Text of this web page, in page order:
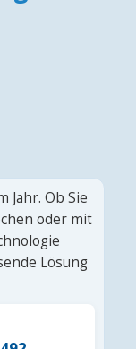
Jahr. Ob Sie
oder mit
Lösung